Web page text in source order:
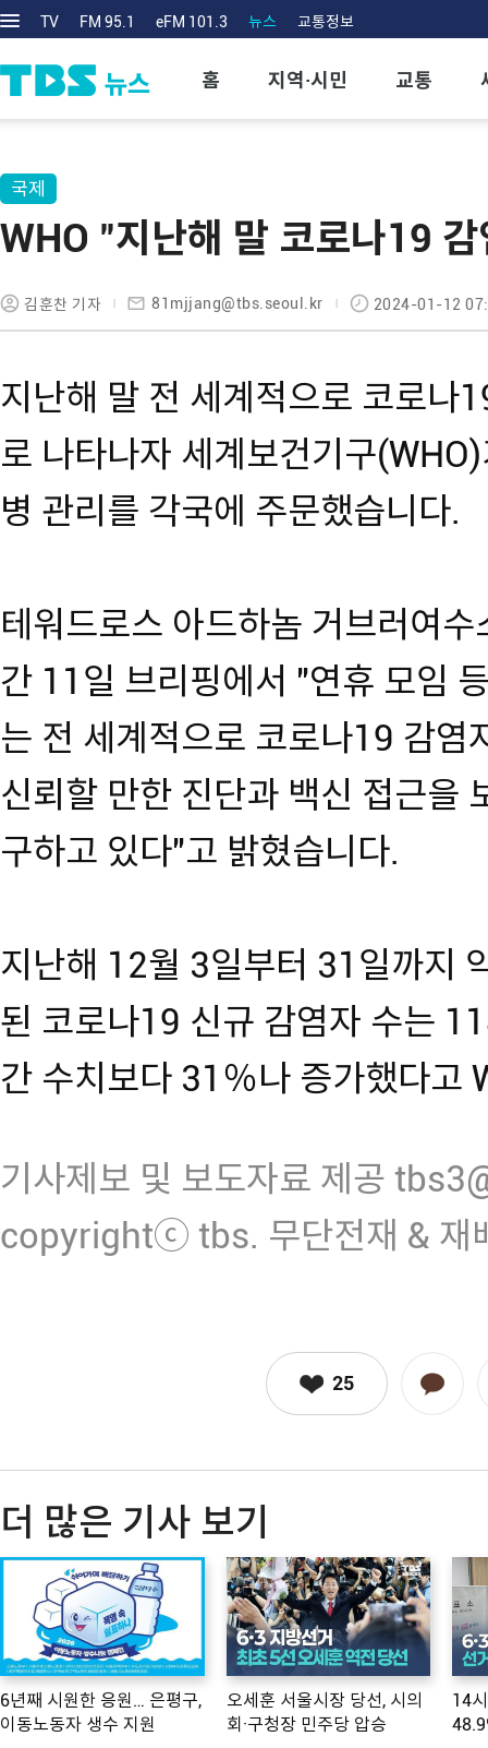
TV FM 95.1 eFM 101.3 뉴스 교통정보
홈 지역·시민 교통
국제
WHO "지난해 말 코로나19
김훈찬 기자 81mjjang@tbs.seoul.kr 2024-01-12
지난해 말 전 세계적으로 코로나
로 나타나자 세계보건기구
병 관리를 각국에 주문했습니다.
테워드로스 아드하놈 거브러여
간 11일 브리핑에서 "연휴 모임
는 전 세계적으로 코로나19 감염
신뢰할 만한 진단과 백신 접근을
구하고 있다"고 밝혔습니다.
지난해 12월 3일부터 31일까지
된 코로나19 신규 감염자 수는
간 수치보다 31％나 증가했다고
기사제보 및 보도자료 제공
copyrightⓒ tbs. 무단전재 & 재
25
더 많은 기사 보기
6년째 시원한 응원… 은평구,
이동노동자 생수 지원
오세훈 서울시장 당선, 시의
회·구청장 민주당 압승
14